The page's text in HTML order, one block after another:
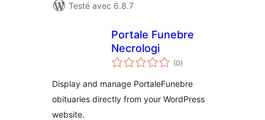
Testé avec 6.8.7
Portale Funebre
Necrologi
(0notes
en
)
Display and manage PortaleFunebre
obituaries directly from your WordPress
website.